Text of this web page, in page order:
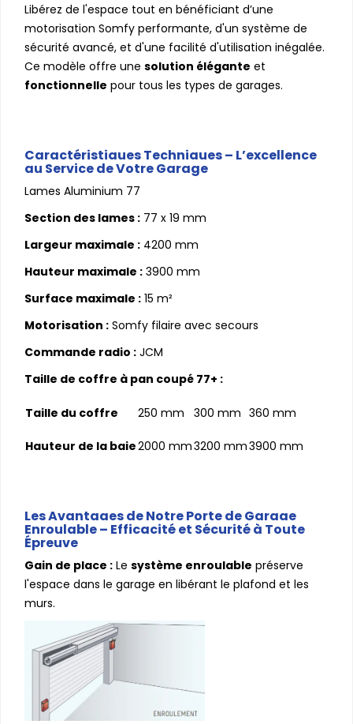
Libérez de l'espace tout en bénéficiant d’une
motorisation Somfy performante, d'un système de
sécurité avancé, et d'une facilité d'utilisation inégalée.
Ce modèle offre une solution élégante et
fonctionnelle pour tous les types de garages.
Caractéristiques Techniques – L’excellence
au Service de Votre Garage
Lames Aluminium 77
Section des lames : 77 x 19 mm
Largeur maximale : 4200 mm
Hauteur maximale : 3900 mm
Surface maximale : 15 m²
Motorisation : Somfy filaire avec secours
Commande radio : JCM
Taille de coffre à pan coupé 77+ :
Taille du coffre 250 mm 300 mm 360 mm
Hauteur de la baie2000 mm3200 mm3900 mm
Les Avantages de Notre Porte de Garage
Enroulable – Efficacité et Sécurité à Toute
Épreuve
Gain de place : Le système enroulable préserve
l'espace dans le garage en libérant le plafond et les
murs.